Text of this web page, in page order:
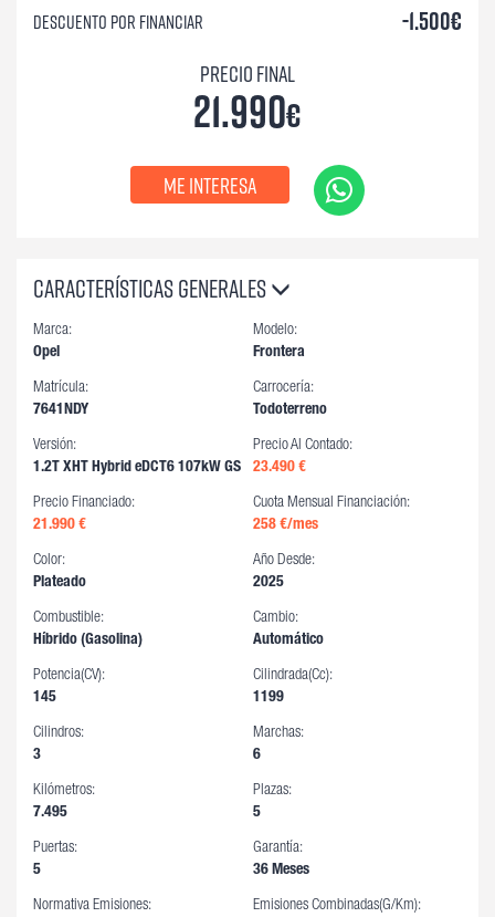
Descuento por financiar -1.500€
Precio final
21.990€
Me interesa
Características generales
Marca:
Opel
Modelo:
Frontera
Matrícula:
7641NDY
Carrocería:
Todoterreno
Versión:
1.2T XHT Hybrid eDCT6 107kW GS
Precio Al Contado:
23.490 €
Precio Financiado:
21.990 €
Cuota Mensual Financiación:
258 €/mes
Color:
Plateado
Año Desde:
2025
Combustible:
Híbrido (Gasolina)
Cambio:
Automático
Potencia(CV):
145
Cilindrada(cc):
1199
Cilindros:
3
Marchas:
6
Kilómetros:
7.495
Plazas:
5
Puertas:
5
Garantía:
36 Meses
Normativa Emisiones: Emisiones Combinadas(g/km):